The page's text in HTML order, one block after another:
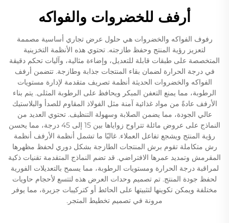
أرفف للخضروات والفواكه
رفوف الفواكه والخضروات هي حلول عرض تجاري أساسية مصممة
لتعزيز رؤية المنتج وحفظ طازجته. تحتوي هذه الأنظمة التخزينية
المتخصصة على طبقات قابلة للتعديل، وإضاءة مثالية، وآليات تحكم دقيقة
في درجة الحرارة لضمان بقاء المنتجات جذابة وطازجة. تتضمن أرفف
الفواكه والخضروات الحديثة أنظمة تصريف متقدمة لإدارة مستويات
الرطوبة، مما يمنع التعفن المبكر ويحافظ على الرطوبة المثلى. يتم بناء
الأرفف عادةً من مواد غذائية آمنة مثل الفولاذ المقاوم للصدأ والبلاستيك
عالي الجودة، مما يضمن الصلابة وسهولة التنظيف. تحتوي العديد من
النماذج على عروض مائلة تتراوح زواياها بين 15 إلى 45 درجة، مما يحسن
رؤية المنتج ويشجع تفاعل العملاء. غالبًا ما تشمل أنظمة الأرفف أنظمة
رش متكاملة تقوم برش المنتجات الطازجة بشكل دوري لحفظ مظهرها
المقرمش وتمديد عمرها الافتراضي. قد تضم النماذج المتقدمة تقنيات ذكية
لمراقبة درجة الحرارة ومستويات الرطوبة، مما يسمح بالتعديلات الفورية
لحفظ جودة المنتج. تم تصميم وحدات العرض هذه لتتسع لأحجام حاويات
مختلفة ويمكن تكوينها لتثبيتها على الحائط أو كتركيبات جزيرة، مما يوفر
مرونة في تصميم تخطيط المتجر.